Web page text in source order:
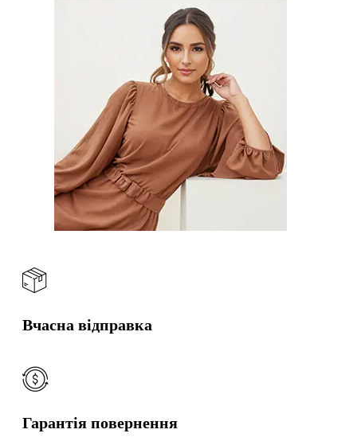
Вчасна відправка
Гарантія повернення